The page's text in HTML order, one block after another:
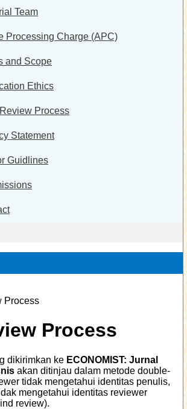
Team
Processing Charge (APC)
and Scope
Ethics
Process
Statement
Guidlines
Process
Process
dikirimkan ke ECONOMIST: Jurnal
akan ditinjau dalam metode double-
tidak mengetahui identitas penulis,
mengetahui identitas reviewer
review).